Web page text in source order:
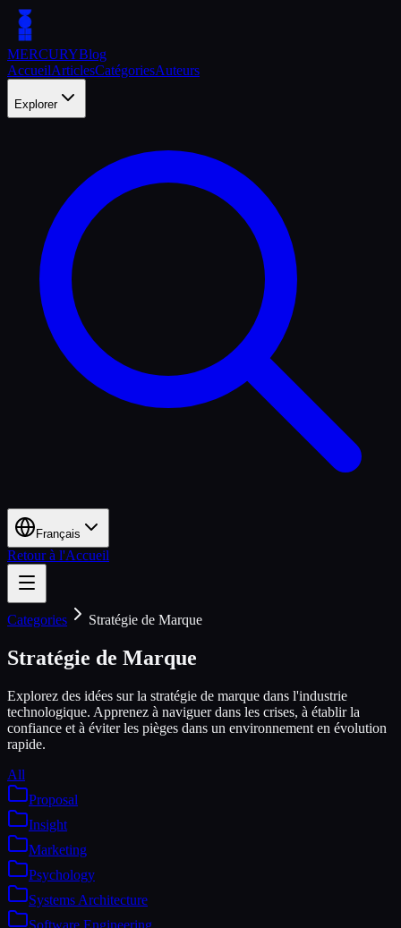
MERCURYBlog
AccueilArticlesCatégoriesAuteurs
Explorer
Français
Retour à l'Accueil
Categories Stratégie de Marque
Stratégie de Marque
Explorez des idées sur la stratégie de marque dans l'industrie
technologique. Apprenez à naviguer dans les crises, à établir la
confiance et à éviter les pièges dans un environnement en évolution
rapide.
All
Proposal
Insight
Marketing
Psychology
Systems Architecture
Software Engineering